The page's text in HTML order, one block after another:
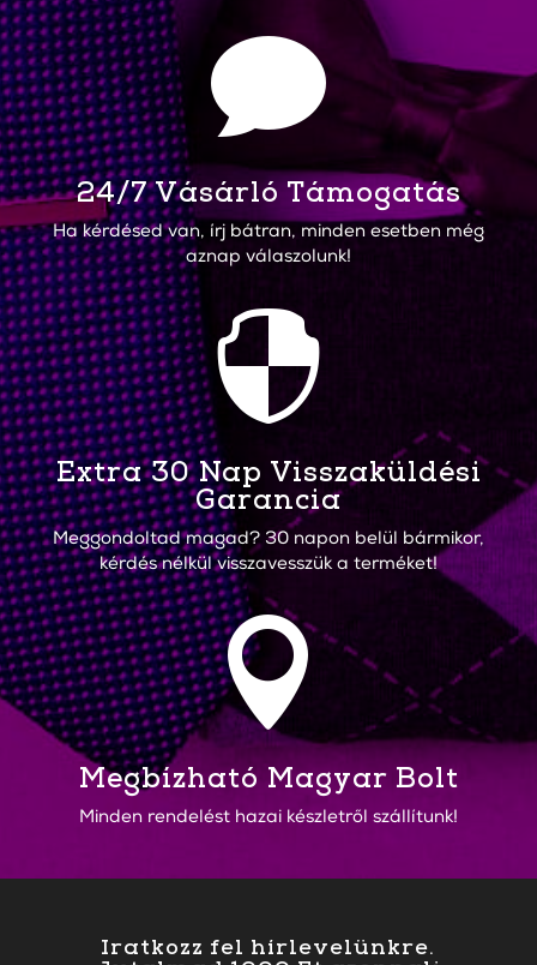

24/7 Vásárló Támogatás
Ha kérdésed van, írj bátran, minden esetben még
aznap válaszolunk!

Extra 30 Nap Visszaküldési
Garancia
Meggondoltad magad? 30 napon belül bármikor,
kérdés nélkül visszavesszük a terméket!

Megbízható Magyar Bolt
Minden rendelést hazai készletről szállítunk!
Iratkozz fel hírlevelünkre.